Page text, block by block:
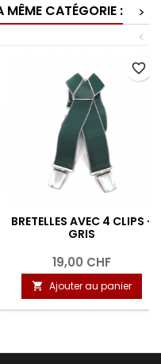
MÊME CATÉGORIE :
>
<
BRETELLES AVEC 4 CLIPS -
GRIS
19,00 CHF
 Ajouter au panier
favorite_border